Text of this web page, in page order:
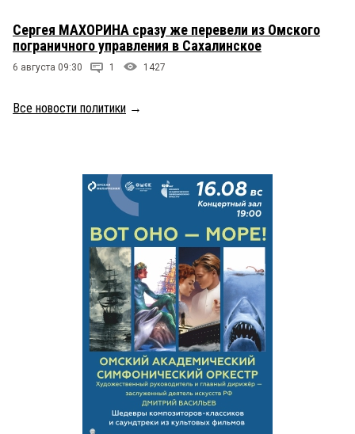
Сергея МАХОРИНА сразу же перевели из Омского
пограничного управления в Сахалинское
6 августа 09:30 1 1427
Все новости политики →